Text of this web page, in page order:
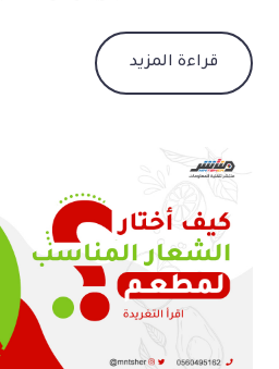
الموظفون يفتخرون في العمل لدى
احترافية. والأهم أن تصميم الشعار
احترافية شركتك وأمان وجمال
هو الشعار المناسب للمهندسين؟
تفكر خارج الصندوق. الشعار الرمزي:
المنازل. شعار اسم العلامة
العلامة التجارية بسهولة. هل تريد
تصممها؟ من منتشر اطلب
قراءة المزيد